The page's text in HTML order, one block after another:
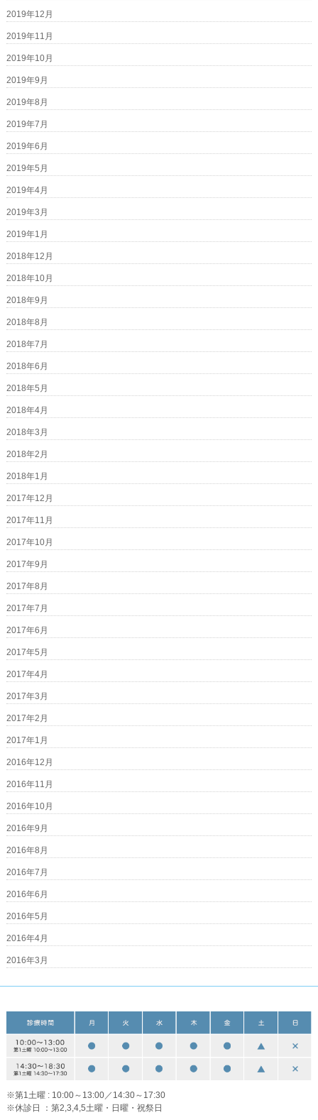
2019年12月
2019年11月
2019年10月
2019年9月
2019年8月
2019年7月
2019年6月
2019年5月
2019年4月
2019年3月
2019年1月
2018年12月
2018年10月
2018年9月
2018年8月
2018年7月
2018年6月
2018年5月
2018年4月
2018年3月
2018年2月
2018年1月
2017年12月
2017年11月
2017年10月
2017年9月
2017年8月
2017年7月
2017年6月
2017年5月
2017年4月
2017年3月
2017年2月
2017年1月
2016年12月
2016年11月
2016年10月
2016年9月
2016年8月
2016年7月
2016年6月
2016年5月
2016年4月
2016年3月
※第1土曜 : 10:00～13:00／14:30～17:30
※休診日 ：第2,3,4,5土曜・日曜・祝祭日